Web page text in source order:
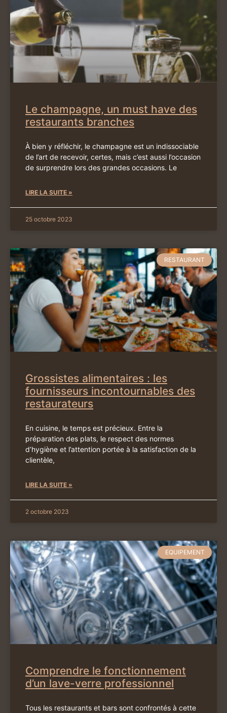
Le champagne, un must have des
restaurants branches
À bien y réfléchir, le champagne est un indissociable
de l’art de recevoir, certes, mais c’est aussi l’occasion
de surprendre lors des grandes occasions. Le
LIRE LA SUITE »
25 octobre 2023
RESTAURANT
Grossistes alimentaires : les
fournisseurs incontournables des
restaurateurs
En cuisine, le temps est précieux. Entre la
préparation des plats, le respect des normes
d’hygiène et l’attention portée à la satisfaction de la
clientèle,
LIRE LA SUITE »
2 octobre 2023
EQUIPEMENT
Comprendre le fonctionnement
d’un lave-verre professionnel
Tous les restaurants et bars sont confrontés à cette